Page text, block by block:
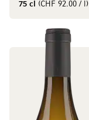
75 cl (CHF 92.00 / l)